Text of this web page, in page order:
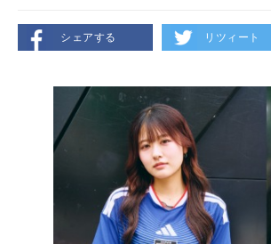
シェアする リツィート